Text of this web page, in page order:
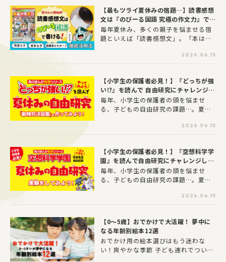
でのケア、受診の目安を中心に、神奈
川県立ことも医療センター皮膚科の馬
場直子先生にお話をうかがいました。
ッチ学」の第一人者であり臨床発達心
理士でもある山口創教授に、赤ちゃん
の発達を促す「オキシトシン」の効果
や科学的観点に基づいたスキンシップ
すヒントを教えていただきました。
【最もツライ夏休みの宿題…】読書感想
文は『のびーる国語 究極の作文力』で攻
略！
毎年夏休み、多くの親子を悩ませる宿
題といえば「読書感想文」。「本は読
ない…」 「うまく文章にできなくて、
書くのがイヤ！」お子さんのそんな悩
いのではないでしょうか？そんな読書
感想文の強い味方になるのが、大人気
学習まんが「のびーるシリーズ」から
登場した『のびーる国語 究極の作文
い、まんがだから親しみやすく、楽し
が得意な子も、苦手な子も、無理なく
ステップアップできる一冊です。今回
は、学習まんがで読書感想文の書き方
を学ぶ効果と、お子さんのタイプに合
わせた活用法を徹底解説します。
2026.06.15
【小学生の保護者必見！】『どっちが強
い⁉』を読んで 自由研究にチャレンジし
よう！
毎年、小学生の保護者の頭を悩ませ
る、子どもの自由研究の課題…。夏休
１つと言えるのではないでしょうか？
ということで、この記事では子ども
由研究ネタをご紹介します！
2026.06.15
【小学生の保護者必見！】『空想科学学
園』を読んで自由研究にチャレンジしよ
う！
毎年、小学生の保護者の頭を悩ませ
る、子どもの自由研究の課題…。夏休
１つと言えるのではないでしょうか？
ということで、この記事では子ども
由研究ネタをご紹介します！
2026.06.15
【0～5歳】おでかけで大活躍！ 夢中に
なる年齢別絵本12選
おでかけ用の絵本選びはもう迷わな
い！爽やかな季節 子ども連れでついお